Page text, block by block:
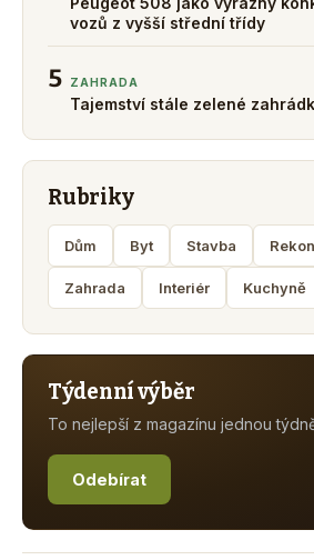
vozů z vyšší střední třídy
5 ZAHRADA
Tajemství stále zelené
Rubriky
Dům Byt Stavba
Zahrada Interiér Kuchyně
Týdenní výběr
To nejlepší z magazínu jednou
Odebírat